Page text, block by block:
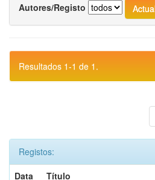
Autores/Registo
Resultados 1-1 de 1.
Registos:
Data
Título